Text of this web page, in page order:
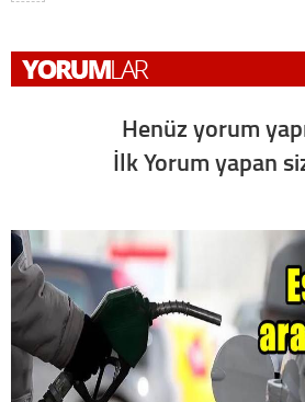
Henüz yorum
İlk Yorum yapan